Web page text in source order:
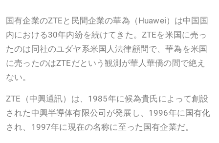
国有企業のZTEと民間企業の華為（Huawei）は中国国
内における30年内紛を続けてきた。ZTEを米国に売っ
たのは同社のユダヤ系米国人法律顧問で、華為を米国
に売ったのはZTEだという観測が華人華僑の間で絶え
ない。
ZTE（中興通訊）は、1985年に候為貴氏によって創設
された中興半導体有限公司が発展し、1996年に国有化
され、1997年に現在の名称に至った国有企業だ。